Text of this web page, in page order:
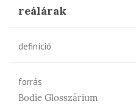
reálárak
definíció
forrás
Bodie Glosszárium